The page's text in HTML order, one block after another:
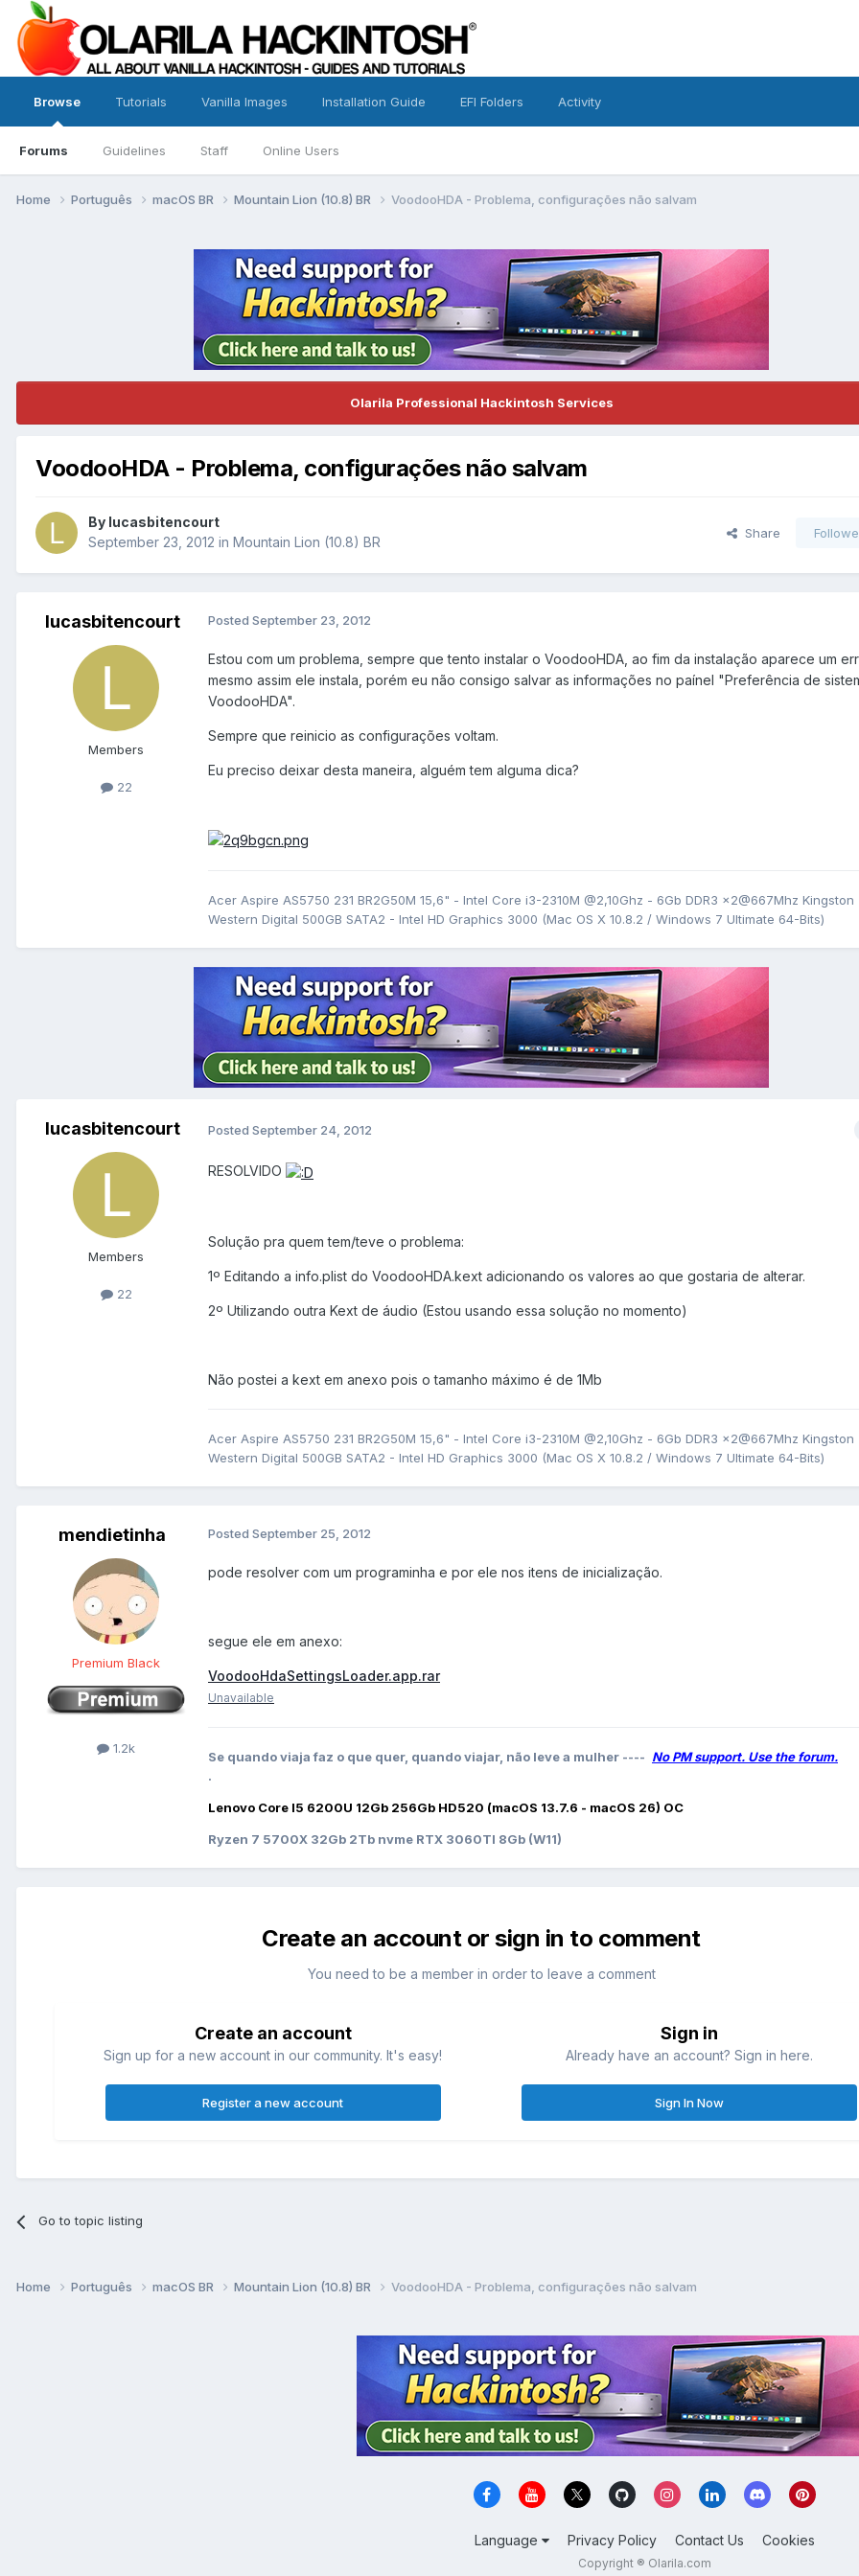
Browse
Forums Guidelines Staff Online Users
Tutorials Vanilla Images Installation Guide EFI Folders Activity
Home Português macOS BR Mountain Lion (10.8) BR VoodooHDA - Problema, configurações não salvam
Olarila Professional Hackintosh Services
VoodooHDA - Problema, configurações não salvam
By lucasbitencourt
September 23, 2012 in Mountain Lion (10.8) BR
Share
lucasbitencourt
Members
22
Posted September 23, 2012
Estou com um problema, sempre que tento instalar o VoodooHDA, ao fim da instalação aparece um
mesmo assim ele instala, porém eu não consigo salvar as informações no paínel "Preferência de
VoodooHDA".
Sempre que reinicio as configurações voltam.
Eu preciso deixar desta maneira, alguém tem alguma dica?
Acer Aspire AS5750 231 BR2G50M 15,6" - Intel Core i3-2310M @2,10Ghz - 6Gb DDR3 x2@667Mhz Kingston
Western Digital 500GB SATA2 - Intel HD Graphics 3000 (Mac OS X 10.8.2 / Windows 7 Ultimate 64-Bits)
lucasbitencourt
Members
22
Posted September 24, 2012
RESOLVIDO
Solução pra quem tem/teve o problema:
1º Editando a info.plist do VoodooHDA.kext adicionando os valores ao que gostaria de alterar.
2º Utilizando outra Kext de áudio (Estou usando essa solução no momento)
Não postei a kext em anexo pois o tamanho máximo é de 1Mb
Acer Aspire AS5750 231 BR2G50M 15,6" - Intel Core i3-2310M @2,10Ghz - 6Gb DDR3 x2@667Mhz Kingston
Western Digital 500GB SATA2 - Intel HD Graphics 3000 (Mac OS X 10.8.2 / Windows 7 Ultimate 64-Bits)
mendietinha
Premium Black
1.2k
Posted September 25, 2012
pode resolver com um programinha e por ele nos itens de inicialização.
segue ele em anexo:
VoodooHdaSettingsLoader.app.rar
Unavailable
Se quando viaja faz o que quer, quando viajar, não leve a mulher ---- No PM support. Use the forum.
.
Lenovo Core I5 6200U 12Gb 256Gb HD520 (macOS 13.7.6 - macOS 26) OC
Ryzen 7 5700X 32Gb 2Tb nvme RTX 3060TI 8Gb (W11)
Create an account or sign in to comment
You need to be a member in order to leave a comment
Create an account
Sign up for a new account in our community. It's easy!
Register a new account
Sign in
Already have an account? Sign in here.
Sign In Now
Go to topic listing
Home Português macOS BR Mountain Lion (10.8) BR VoodooHDA - Problema, configurações não salvam
Language Privacy Policy Contact Us Cookies
Copyright ® Olarila.com